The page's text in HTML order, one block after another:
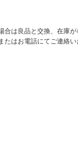
合は良品と交換、在庫
たはお電話にてご連絡